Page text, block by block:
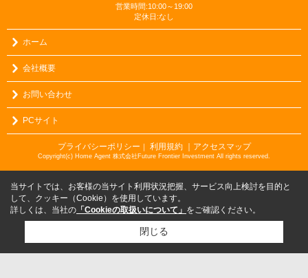
営業時間:10:00～19:00
定休日:なし
ホーム
会社概要
お問い合わせ
PCサイト
プライバシーポリシー ｜ 利用規約 ｜アクセスマップ
Copyright(c) Home Agent 株式会社Future Frontier Investment All rights reserved.
当サイトでは、お客様の当サイト利用状況把握、サービス向上検討を目的と
して、クッキー（Cookie）を使用しています。
詳しくは、当社の 「Cookieの取扱いについて」 をご確認ください。
閉じる